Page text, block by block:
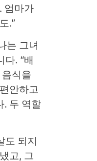
엄마가
.”
는 그녀
다. “배
식을
안하고
. 두 역할
도 되지
고, 그